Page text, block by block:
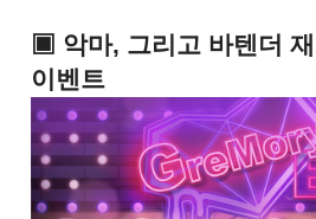
▣ 악마, 그리고 바텐더
이벤트